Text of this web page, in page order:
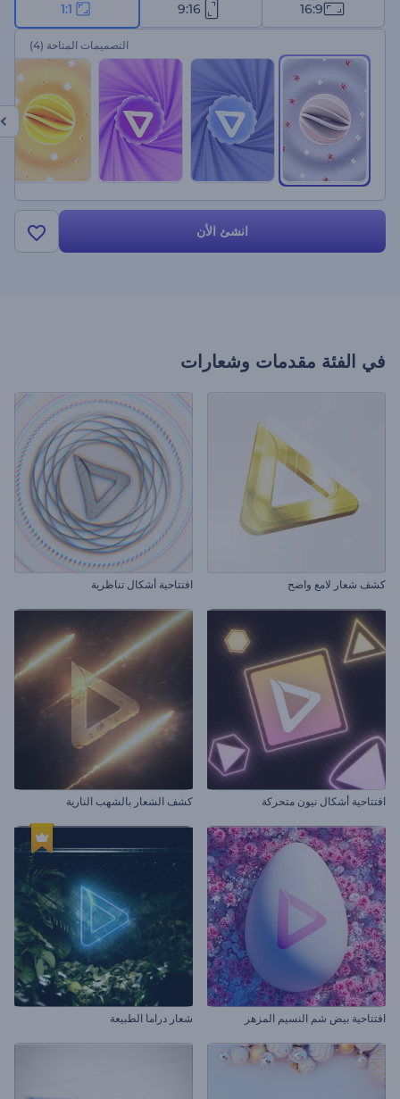
16:9
9:16
1:1
التصميمات المتاحة (4)
انشئ الأن
في الفئة مقدمات وشعارات
كشف شعار لامع واضح افتتاحية أشكال تناظرية
افتتاحية أشكال نيون متحركة كشف الشعار بالشهب النارية
افتتاحية بيض شم النسيم المزهر شعار دراما الطبيعة